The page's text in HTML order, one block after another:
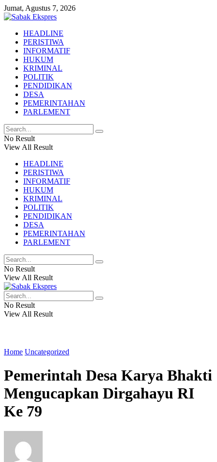
Jumat, Agustus 7, 2026
HEADLINE
PERISTIWA
INFORMATIF
HUKUM
KRIMINAL
POLITIK
PENDIDIKAN
DESA
PEMERINTAHAN
PARLEMENT
No Result
View All Result
HEADLINE
PERISTIWA
INFORMATIF
HUKUM
KRIMINAL
POLITIK
PENDIDIKAN
DESA
PEMERINTAHAN
PARLEMENT
No Result
View All Result
No Result
View All Result
Home Uncategorized
Pemerintah Desa Karya Bhakti
Mengucapkan Dirgahayu RI
Ke 79